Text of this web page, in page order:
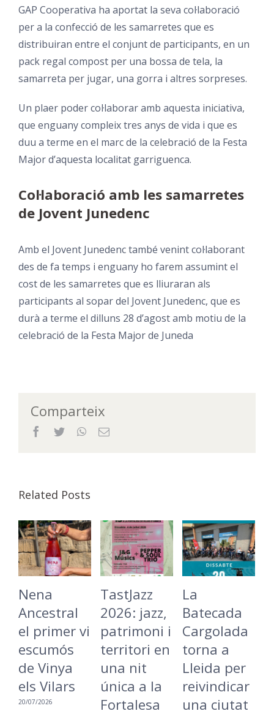
GAP Cooperativa ha aportat la seva col·laboració
per a la confecció de les samarretes que es
distribuiran entre el conjunt de participants, en un
pack regal compost per una bossa de tela, la
samarreta per jugar, una gorra i altres sorpreses.
Un plaer poder col·laborar amb aquesta iniciativa,
que enguany compleix tres anys de vida i que es
duu a terme en el marc de la celebració de la Festa
Major d’aquesta localitat garriguenca.
Col·laboració amb les samarretes
de Jovent Junedenc
Amb el Jovent Junedenc també venint col·laborant
des de fa temps i enguany ho farem assumint el
cost de les samarretes que es lliuraran als
participants al sopar del Jovent Junedenc, que es
durà a terme el dilluns 28 d’agost amb motiu de la
celebració de la Festa Major de Juneda
Comparteix
Facebook
TwitterWhatsApp
Email
Related Posts
Nena
Ancestral
el primer vi
escumós
de Vinya
els Vilars
20/07/2026
TastJazz
2026: jazz,
patrimoni i
territori en
una nit
única a la
Fortalesa
La
Batecada
Cargolada
torna a
Lleida per
reivindicar
una ciutat